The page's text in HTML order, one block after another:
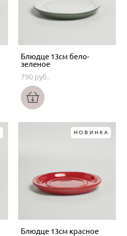
Блюдце 13см бело-
зеленое
790 pуб.
НОВИНКА
Блюдце 13см красное